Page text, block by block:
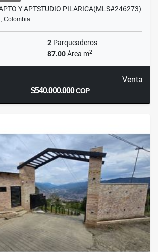
Y APTSTUDIO PILARICA(MLS#246273)
Colombia
2 Parqueaderos
87.00Área m2
Venta
$540.000.000COP